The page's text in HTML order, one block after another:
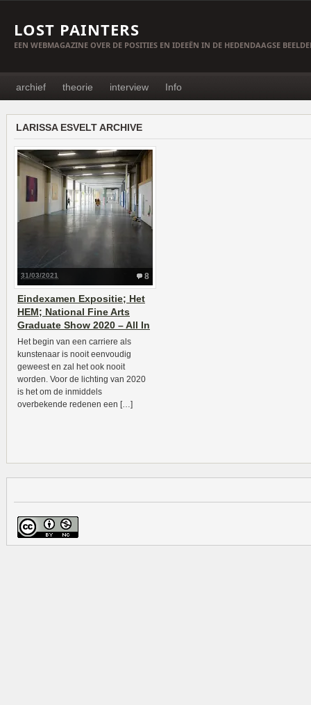
LOST PAINTERS
EEN WEBMAGAZINE OVER DE POSITIES EN IDEEËN IN DE HEDENDAAGSE
archief theorie interview Info
LARISSA ESVELT ARCHIVE
8
31/03/2021
Eindexamen Expositie; Het
HEM; National Fine Arts
Graduate Show 2020 – All In
Het begin van een carriere als
kunstenaar is nooit eenvoudig
geweest en zal het ook nooit
worden. Voor de lichting van 2020
is het om de inmiddels
overbekende redenen een […]